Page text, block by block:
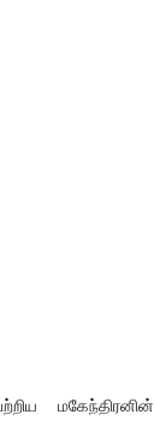
மகேந்திரனின்